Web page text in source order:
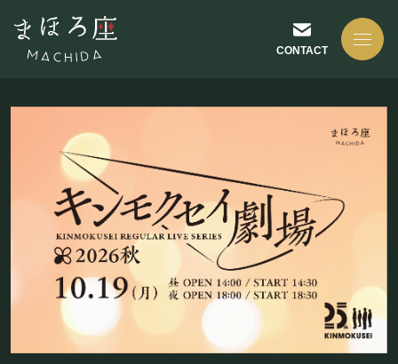
CONTACT
NEWS
お知らせ
ABOUT US